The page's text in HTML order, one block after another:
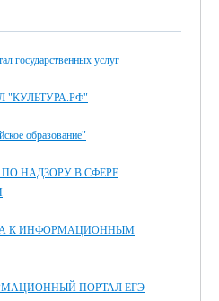
государственных услуг
образование"
НАДЗОРУ В СФЕРЕ
К ИНФОРМАЦИОННЫМ
ПОРТАЛ ЕГЭ